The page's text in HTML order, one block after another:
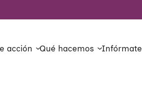
acción Qué hacemos Infórmate